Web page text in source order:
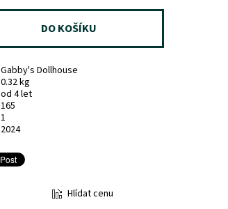
Gabby's Dollhouse
0.32 kg
od 4 let
165
1
2024
Hlídat cenu